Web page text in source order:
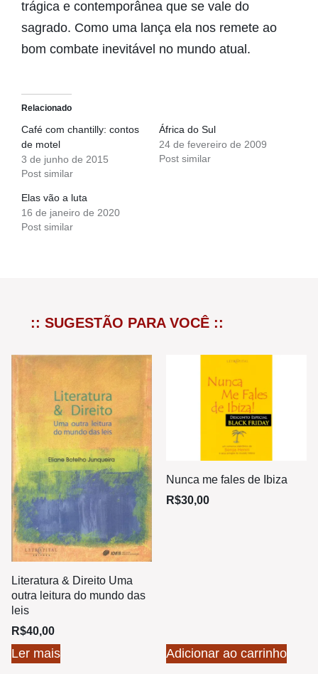
trágica e contemporânea que se vale do
sagrado. Como uma lança ela nos remete ao
bom combate inevitável no mundo atual.
Relacionado
Café com chantilly: contos
de motel
3 de junho de 2015
Post similar
África do Sul
24 de fevereiro de 2009
Post similar
Elas vão a luta
16 de janeiro de 2020
Post similar
:: SUGESTÃO PARA VOCÊ ::
Literatura & Direito Uma
outra leitura do mundo das
leis
R$40,00
Ler mais
Nunca me fales de Ibiza
R$30,00
Adicionar ao carrinho